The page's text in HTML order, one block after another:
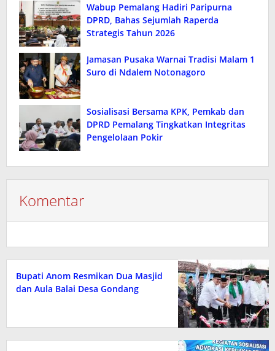
Wabup Pemalang Hadiri Paripurna
DPRD, Bahas Sejumlah Raperda
Strategis Tahun 2026
Jamasan Pusaka Warnai Tradisi Malam 1
Suro di Ndalem Notonagoro
Sosialisasi Bersama KPK, Pemkab dan
DPRD Pemalang Tingkatkan Integritas
Pengelolaan Pokir
Komentar
Bupati Anom Resmikan Dua Masjid
dan Aula Balai Desa Gondang